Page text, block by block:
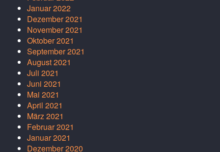
Januar 2022
Dezember 2021
November 2021
Oktober 2021
September 2021
August 2021
Juli 2021
Juni 2021
Mai 2021
April 2021
März 2021
Februar 2021
Januar 2021
Dezember 2020